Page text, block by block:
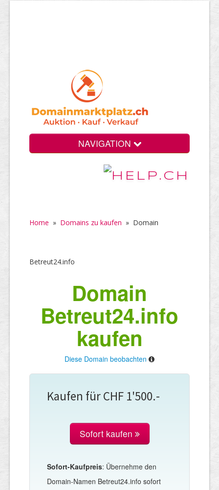
NAVIGATION
Home » Domains zu kaufen » Domain
Betreut24.info
Domain
Betreut24.info
kaufen
Diese Domain beobachten
Kaufen für CHF 1'500.-
Sofort kaufen
Sofort-Kaufpreis: Übernehme den
Domain-Namen Betreut24.info sofort